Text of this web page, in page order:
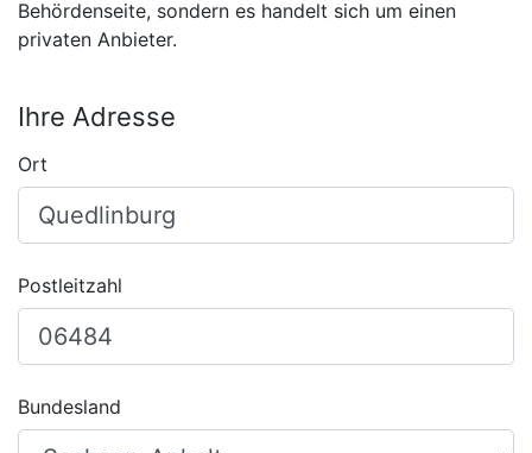
Behördenseite, sondern es handelt sich um einen
privaten Anbieter.
Ihre Adresse
Ort
Postleitzahl
Bundesland